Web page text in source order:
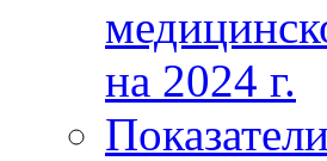
на 2024 г.